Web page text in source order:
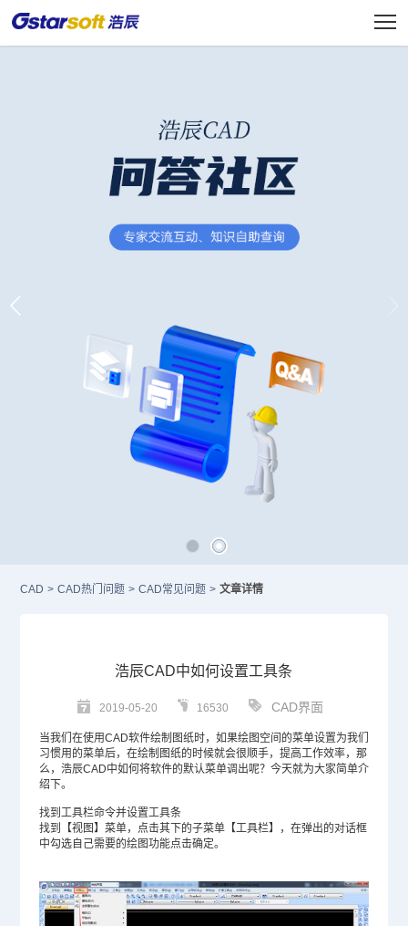
CAD > CAD热门问题 > CAD常见问题 > 文章详情
浩辰CAD中如何设置工具条
2019-05-20 16530 CAD界面
当我们在使用CAD软件绘制图纸时，如果绘图空间的菜单设置为我们
习惯用的菜单后，在绘制图纸的时候就会很顺手，提高工作效率，那
么，浩辰CAD中如何将软件的默认菜单调出呢？今天就为大家简单介
绍下。
找到工具栏命令并设置工具条
找到【视图】菜单，点击其下的子菜单【工具栏】，在弹出的对话框
中勾选自己需要的绘图功能点击确定。